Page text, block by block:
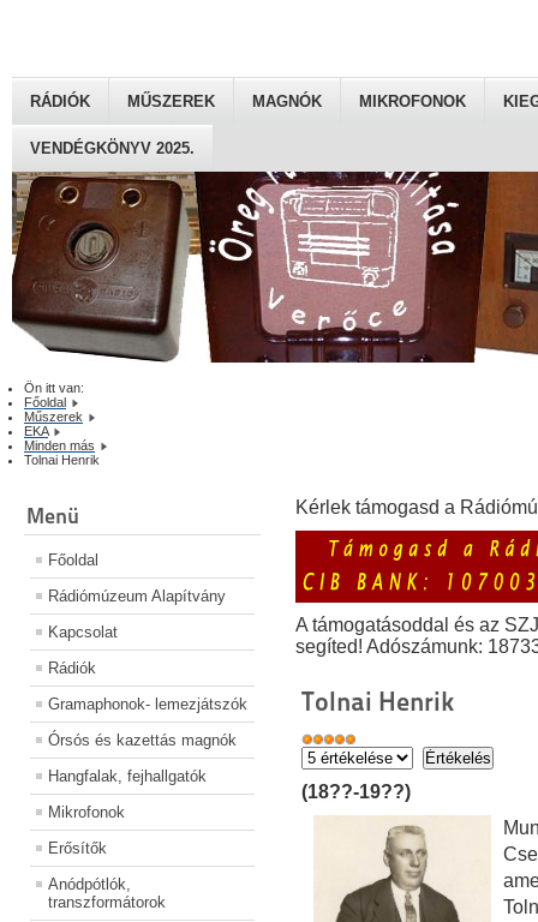
RÁDIÓK MŰSZEREK MAGNÓK MIKROFONOK
VENDÉGKÖNYV 2025.
Ön itt van:
Főoldal
Műszerek
EKA
Minden más
Tolnai Henrik
Menü
Főoldal
Rádiómúzeum Alapítvány
Kapcsolat
Rádiók
Gramaphonok- lemezjátszók
Órsós és kazettás magnók
Hangfalak, fejhallgatók
Mikrofonok
Erősítők
Anódpótlók,
transzformátorok
Kérlek támogasd a
A támogatásoddal és az
segíted! Adószámunk:
Tolnai Henrik
(18??-19??)